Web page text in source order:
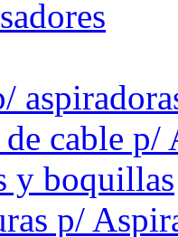
cable p/
y boquillas
p/